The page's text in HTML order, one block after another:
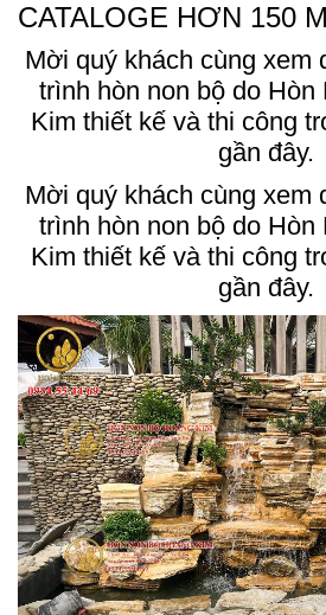
CATALOGE HƠN 150
Mời quý khách cùng xem
trình hòn non bộ do Hòn
Kim thiết kế và thi công
gần đây.
Mời quý khách cùng xem
trình hòn non bộ do Hòn
Kim thiết kế và thi công
gần đây.